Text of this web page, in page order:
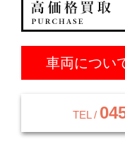
車両につい
TEL /